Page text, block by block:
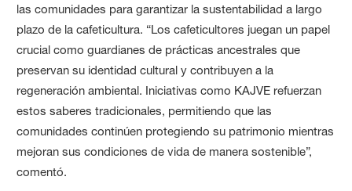
las comunidades para garantizar la sustentabilidad a largo
plazo de la cafeticultura. “Los cafeticultores juegan un papel
crucial como guardianes de prácticas ancestrales que
preservan su identidad cultural y contribuyen a la
regeneración ambiental. Iniciativas como KAJVE refuerzan
estos saberes tradicionales, permitiendo que las
comunidades continúen protegiendo su patrimonio mientras
mejoran sus condiciones de vida de manera sostenible”,
comentó.